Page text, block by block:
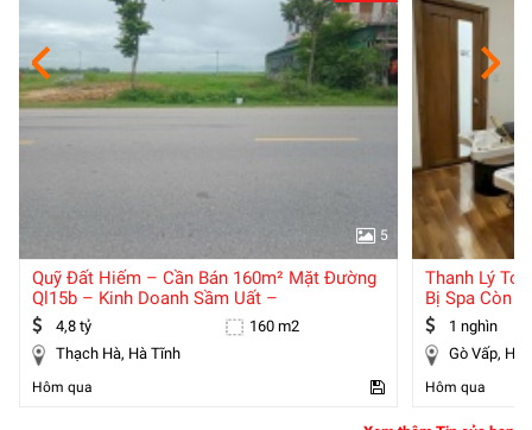
5
Quỹ Đất Hiếm – Cần Bán 160m² Mặt Đường
Ql15b – Kinh Doanh Sầm Uất –
4,8 tỷ
160 m2
Thạch Hà, Hà Tĩnh
Hôm qua
Thanh Lý
Bị Spa Còn
1 nghìn
Gò
Hôm qua